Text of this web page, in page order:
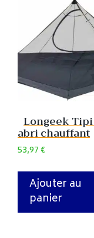
Longeek Tipi
abri chauffant
53,97€
Ajouter au
panier